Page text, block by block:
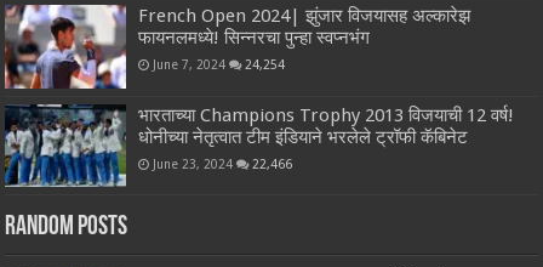
French Open 2024| झुंजार विजयासह अल्कारेझ
फायनलमध्ये! सिन्नरचा पुन्हा स्वप्नभंग
June 7, 2024 24,254
भारताच्या Champions Trophy 2013 विजयाची 12 वर्ष!
धोनीच्या नेतृत्वात टीम इंडियाने भरलेले ट्रॉफी कॅबिनेट
June 23, 2024 22,466
Random Posts